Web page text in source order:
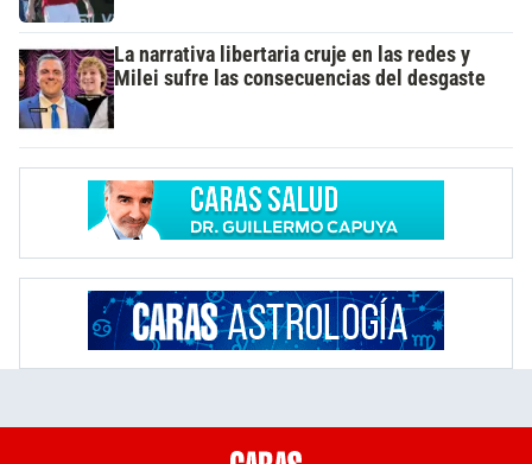
La narrativa libertaria cruje en las redes y
Milei sufre las consecuencias del desgaste